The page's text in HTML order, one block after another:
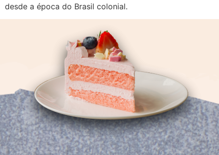
desde a época do Brasil colonial.